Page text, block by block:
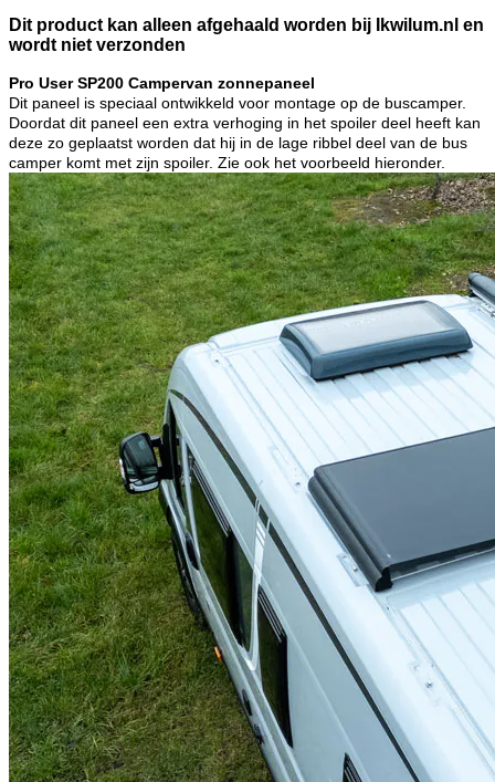
Dit product kan alleen afgehaald worden bij Ikwilum.nl en
wordt niet verzonden
Pro User SP200 Campervan zonnepaneel
Dit paneel is speciaal ontwikkeld voor montage op de buscamper.
Doordat dit paneel een extra verhoging in het spoiler deel heeft kan
deze zo geplaatst worden dat hij in de lage ribbel deel van de bus
camper komt met zijn spoiler. Zie ook het voorbeeld hieronder.